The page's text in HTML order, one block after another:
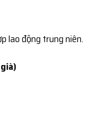
lao động trung niên.